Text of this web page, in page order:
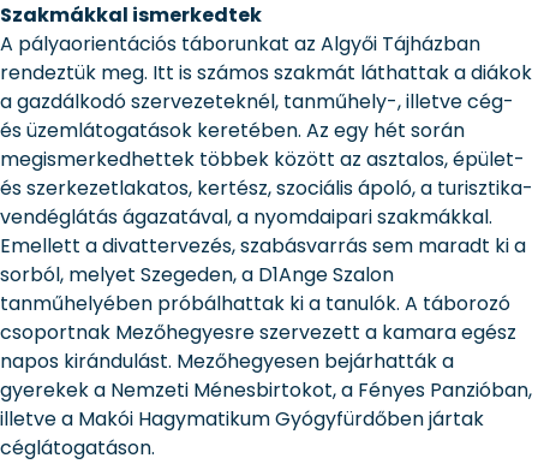
Szakmákkal ismerkedtek
A pályaorientációs táborunkat az Algyői Tájházban
rendeztük meg. Itt is számos szakmát láthattak a diákok
a gazdálkodó szervezeteknél, tanműhely-, illetve cég-
és üzemlátogatások keretében. Az egy hét során
megismerkedhettek többek között az asztalos, épület-
és szerkezetlakatos, kertész, szociális ápoló, a turisztika-
vendéglátás ágazatával, a nyomdaipari szakmákkal.
Emellett a divattervezés, szabásvarrás sem maradt ki a
sorból, melyet Szegeden, a D1Ange Szalon
tanműhelyében próbálhattak ki a tanulók. A táborozó
csoportnak Mezőhegyesre szervezett a kamara egész
napos kirándulást. Mezőhegyesen bejárhatták a
gyerekek a Nemzeti Ménesbirtokot, a Fényes Panzióban,
illetve a Makói Hagymatikum Gyógyfürdőben jártak
céglátogatáson.